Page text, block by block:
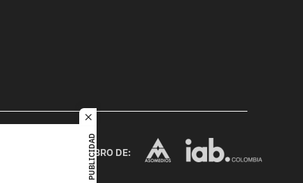
close
PUBLICIDAD
All
MIEMBRO DE: